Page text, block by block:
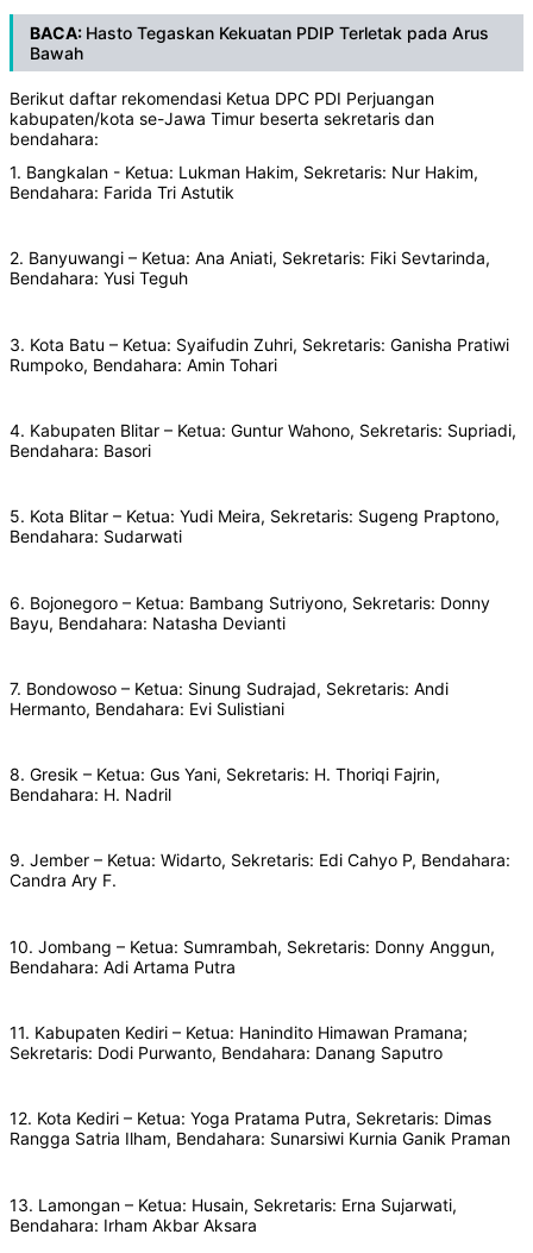
BACA: Hasto Tegaskan Kekuatan PDIP Terletak pada Arus
Bawah
Berikut daftar rekomendasi Ketua DPC PDI Perjuangan
kabupaten/kota se-Jawa Timur beserta sekretaris dan
bendahara:
1. Bangkalan - Ketua: Lukman Hakim, Sekretaris: Nur Hakim,
Bendahara: Farida Tri Astutik
2. Banyuwangi – Ketua: Ana Aniati, Sekretaris: Fiki Sevtarinda,
Bendahara: Yusi Teguh
3. Kota Batu – Ketua: Syaifudin Zuhri, Sekretaris: Ganisha Pratiwi
Rumpoko, Bendahara: Amin Tohari
4. Kabupaten Blitar – Ketua: Guntur Wahono, Sekretaris: Supriadi,
Bendahara: Basori
5. Kota Blitar – Ketua: Yudi Meira, Sekretaris: Sugeng Praptono,
Bendahara: Sudarwati
6. Bojonegoro – Ketua: Bambang Sutriyono, Sekretaris: Donny
Bayu, Bendahara: Natasha Devianti
7. Bondowoso – Ketua: Sinung Sudrajad, Sekretaris: Andi
Hermanto, Bendahara: Evi Sulistiani
8. Gresik – Ketua: Gus Yani, Sekretaris: H. Thoriqi Fajrin,
Bendahara: H. Nadril
9. Jember – Ketua: Widarto, Sekretaris: Edi Cahyo P, Bendahara:
Candra Ary F.
10. Jombang – Ketua: Sumrambah, Sekretaris: Donny Anggun,
Bendahara: Adi Artama Putra
11. Kabupaten Kediri – Ketua: Hanindito Himawan Pramana;
Sekretaris: Dodi Purwanto, Bendahara: Danang Saputro
12. Kota Kediri – Ketua: Yoga Pratama Putra, Sekretaris: Dimas
Rangga Satria Ilham, Bendahara: Sunarsiwi Kurnia Ganik Praman
13. Lamongan – Ketua: Husain, Sekretaris: Erna Sujarwati,
Bendahara: Irham Akbar Aksara